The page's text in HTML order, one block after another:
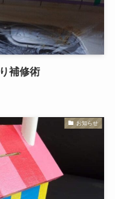
補修術
お知らせ